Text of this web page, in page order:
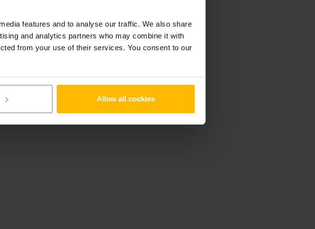
features and to analyse our traffic. We also share
and analytics partners who may combine it with
from your use of their services. You consent to our
Allow all cookies